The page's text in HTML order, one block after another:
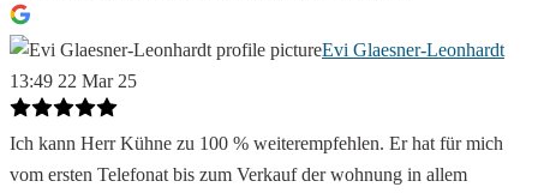
Evi Glaesner-Leonhardt
13:49 22 Mar 25
Ich kann Herr Kühne zu 100 % weiterempfehlen. Er hat für mich
vom ersten Telefonat bis zum Verkauf der wohnung in allem